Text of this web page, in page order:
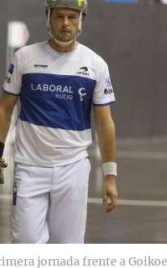
jornada frente a